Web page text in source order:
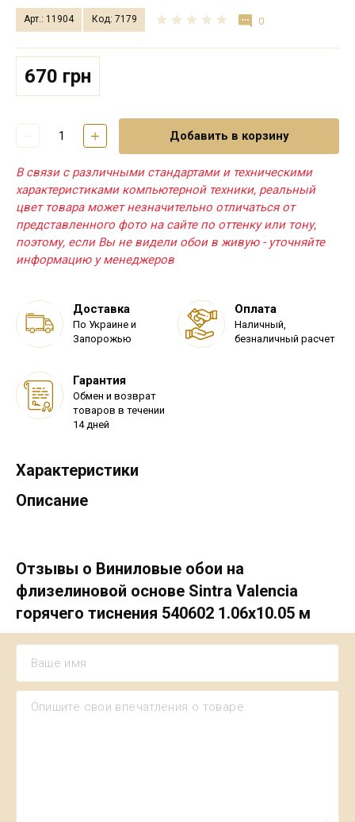
Арт.: 11904 Код: 7179 0
670 грн
Добавить в корзину
В связи с различными стандартами и техническими
характеристиками компьютерной техники, реальный
цвет товара может незначительно отличаться от
представленного фото на сайте по оттенку или тону,
поэтому, если Вы не видели обои в живую - уточняйте
информацию у менеджеров
Доставка
По Украине и
Запорожью
Оплата
Наличный,
безналичный расчет
Гарантия
Обмен и возврат
товаров в течении
14 дней
Характеристики
Описание
Отзывы о Виниловые обои на
флизелиновой основе Sintra Valencia
горячего тиснения 540602 1.06х10.05 м